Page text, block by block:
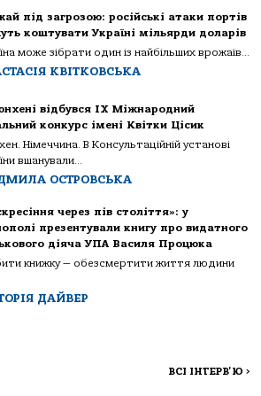
під загрозою: російські атаки портів
коштувати Україні мільярди доларів
може зібрати один із найбільших врожаїв...
КВІТКОВСЬКА
відбувся IX Міжнародний
конкурс імені Квітки Цісик
Німеччина. В Консультаційній установі
вшанували...
ОСТРОВСЬКА
через пів століття»: у
презентували книгу про видатного
діяча УПА Василя Процюка
книжку — обезсмертити життя людини
ДАЙВЕР
ВСІ ІНТЕРВ'Ю >